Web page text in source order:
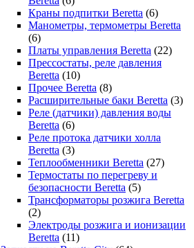
Краны подпитки Beretta (6)
Манометры, термометры Beretta
(6)
Платы управления Beretta (22)
Прессостаты, реле давления
Beretta (10)
Прочее Beretta (8)
Расширительные баки Beretta (3)
Реле (датчики) давления воды
Beretta (6)
Реле протока датчики холла
Beretta (3)
Теплообменники Beretta (27)
Термостаты по перегреву и
безопасности Beretta (5)
Трансформаторы розжига Beretta
(2)
Электроды розжига и ионизации
Beretta (11)